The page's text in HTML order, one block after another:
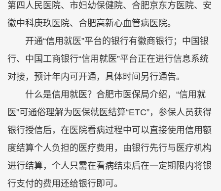
第四人民医院、市妇幼保健院、合肥京东方医院、安
徽中科庚玖医院、合肥高新心血管病医院。
开通“信用就医”平台的银行有徽商银行；中国银
行、中国工商银行“信用就医”平台正在进行信息系统
对接，预计年内可开通，具体时间另行通告。
什么是信用就医？合肥市医保局介绍，“信用就
医”可通俗理解为医保就医结算“ETC”，参保人员获得
银行授信后，在医院看病过程中可以直接使用信用额
度结算个人负担的医疗费用，由银行先行与医疗机构
进行结算，个人只需在看病结束后在一定期限内将银
行支付的费用还给银行即可。